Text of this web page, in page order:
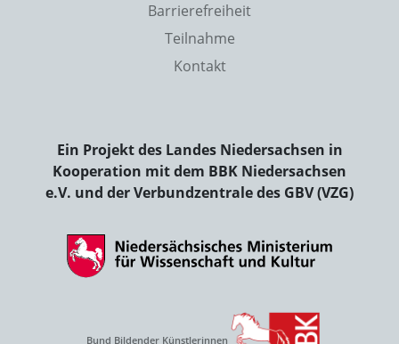
Barrierefreiheit
Teilnahme
Kontakt
Ein Projekt des Landes Niedersachsen in
Kooperation mit dem BBK Niedersachsen
e.V. und der Verbundzentrale des GBV (VZG)
Bund Bildender Künstlerinnen